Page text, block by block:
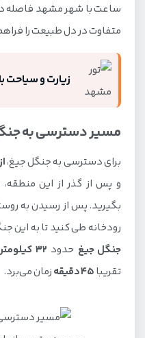
ساعت با شهر مشهد فاصله
متفاوت در دل طبیعت را
زیارت و سیاحت
مسیر دسترسی به
برای دسترسی به جنگل جیغ،
و پس از گذر از این
بگیرید. پس از رسیدن به
رودخانه طی کنید تا به این
جنگل جیغ حدود 32 کیلومتر
تقریبا45 دقیقه زمان می‌برد.